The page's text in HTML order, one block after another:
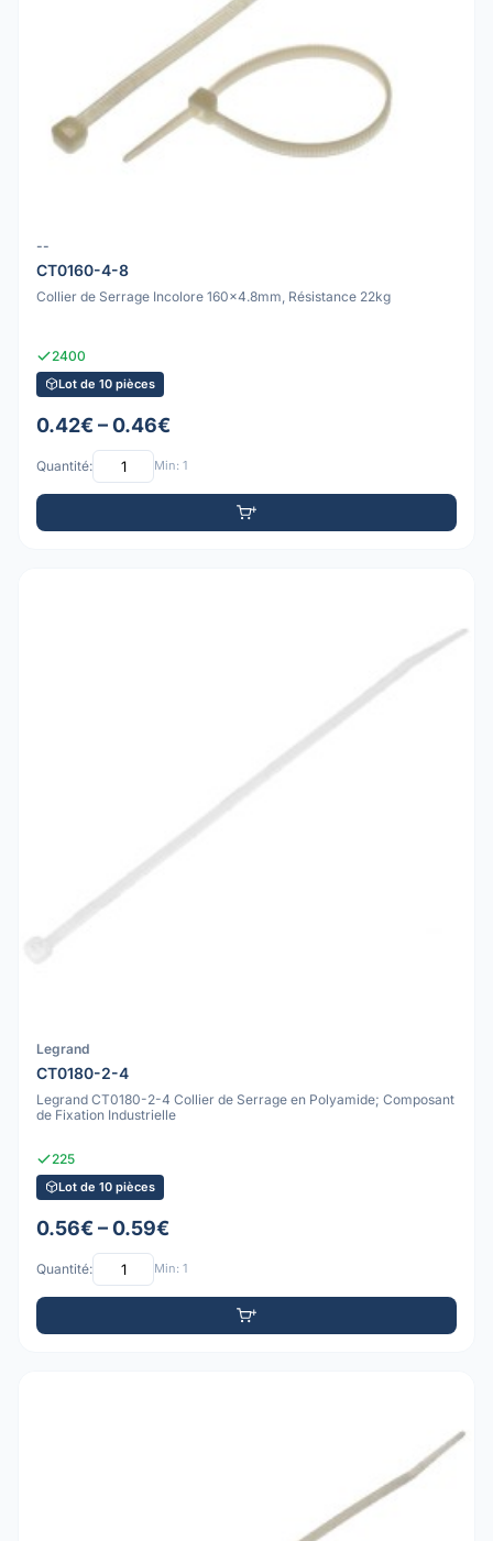
--
CT0160-4-8
Collier de Serrage Incolore 160x4.8mm, Résistance 22kg
2400
Lot de 10 pièces
0.42€ – 0.46€
Quantité: Min: 1
Legrand
CT0180-2-4
Legrand CT0180-2-4 Collier de Serrage en Polyamide; Composant
de Fixation Industrielle
225
Lot de 10 pièces
0.56€ – 0.59€
Quantité: Min: 1